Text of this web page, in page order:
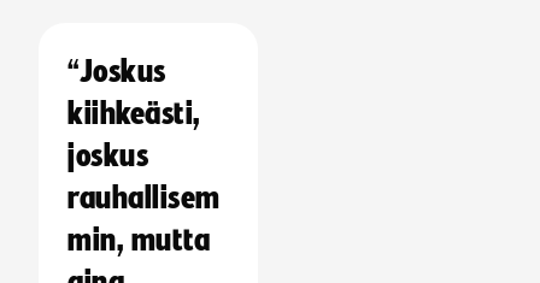
“Joskus
kiihkeästi,
joskus
rauhallisem
min, mutta